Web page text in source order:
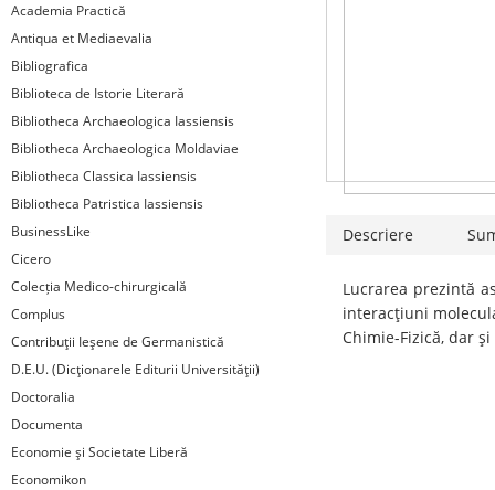
Academia Practică
Antiqua et Mediaevalia
Bibliografica
Biblioteca de Istorie Literară
Bibliotheca Archaeologica Iassiensis
Bibliotheca Archaeologica Moldaviae
Bibliotheca Classica Iassiensis
Bibliotheca Patristica Iassiensis
BusinessLike
Cicero
Colecția Medico-chirurgicală
Complus
Contribuţii Ieşene de Germanistică
D.E.U. (Dicţionarele Editurii Universităţii)
Doctoralia
Documenta
Economie şi Societate Liberă
Economikon
Descriere
Lucrarea prezintă
interacţiuni
Chimie-Fizică, dar